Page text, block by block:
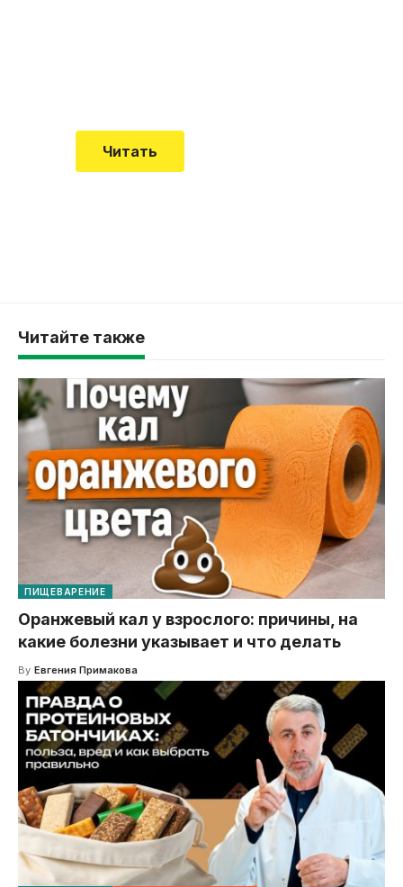
Читать
Читайте также
ПИЩЕВАРЕНИЕ
Оранжевый кал у взрослого: причины, на
какие болезни указывает и что делать
By Евгения Примакова